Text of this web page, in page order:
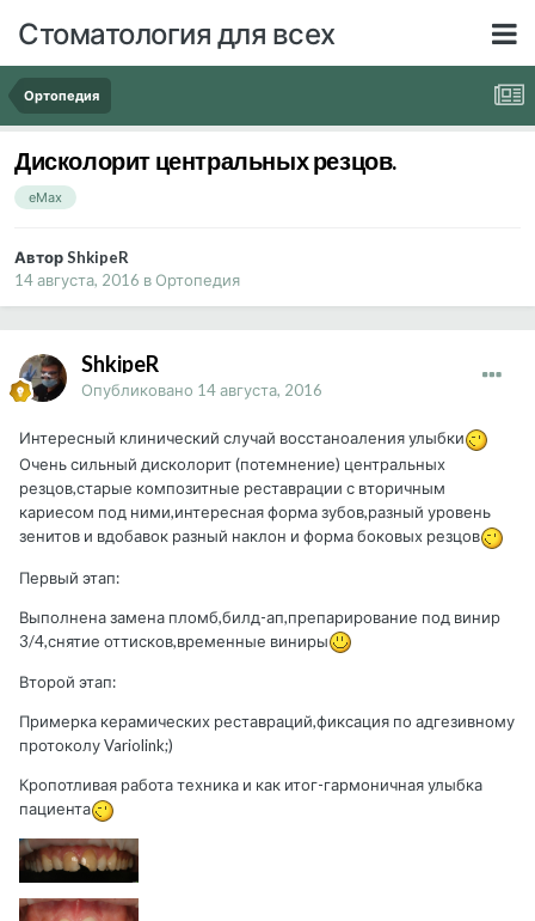
Стоматология для всех
Ортопедия
Дисколорит центральных резцов.
еМах
Автор ShkipeR
14 августа, 2016 в Ортопедия
ShkipeR
Опубликовано 14 августа, 2016
Интересный клинический случай восстаноаления улыбки
Очень сильный дисколорит (потемнение) центральных
резцов,старые композитные реставрации с вторичным
кариесом под ними,интересная форма зубов,разный уровень
зенитов и вдобавок разный наклон и форма боковых резцов
Первый этап:
Выполнена замена пломб,билд-ап,препарирование под винир
3/4,снятие оттисков,временные виниры
Второй этап:
Примерка керамических реставраций,фиксация по адгезивному
протоколу Variolink;)
Кропотливая работа техника и как итог-гармоничная улыбка
пациента